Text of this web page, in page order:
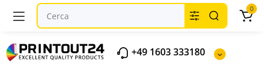
+49 1603 333180
0